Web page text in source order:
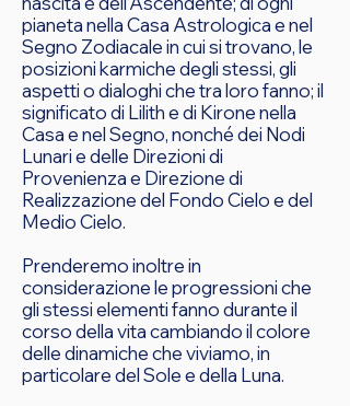
pianeta nella Casa Astrologica e nel
Segno Zodiacale in cui si trovano, le
posizioni karmiche degli stessi, gli
aspetti o dialoghi che tra loro fanno; il
significato di Lilith e di Kirone nella
Casa e nel Segno, nonché dei Nodi
Lunari e delle Direzioni di
Provenienza e Direzione di
Realizzazione del Fondo Cielo e del
Medio Cielo.
Prenderemo inoltre in
considerazione le progressioni che
gli stessi elementi fanno durante il
corso della vita cambiando il colore
delle dinamiche che viviamo, in
particolare del Sole e della Luna.